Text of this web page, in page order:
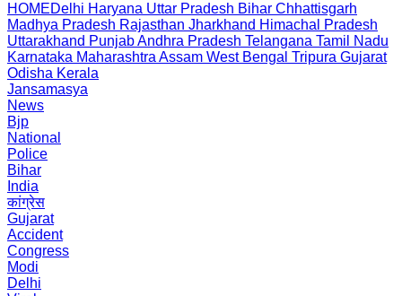
HOMEDelhi Haryana Uttar Pradesh Bihar Chhattisgarh
Madhya Pradesh Rajasthan Jharkhand Himachal Pradesh
Uttarakhand PunjabAndhra Pradesh Telangana Tamil Nadu
Karnataka Maharashtra Assam West Bengal Tripura Gujarat
Odisha Kerala
Jansamasya
News
Bjp
National
Police
Bihar
India
कांग्रेस
Gujarat
Accident
Congress
Modi
Delhi